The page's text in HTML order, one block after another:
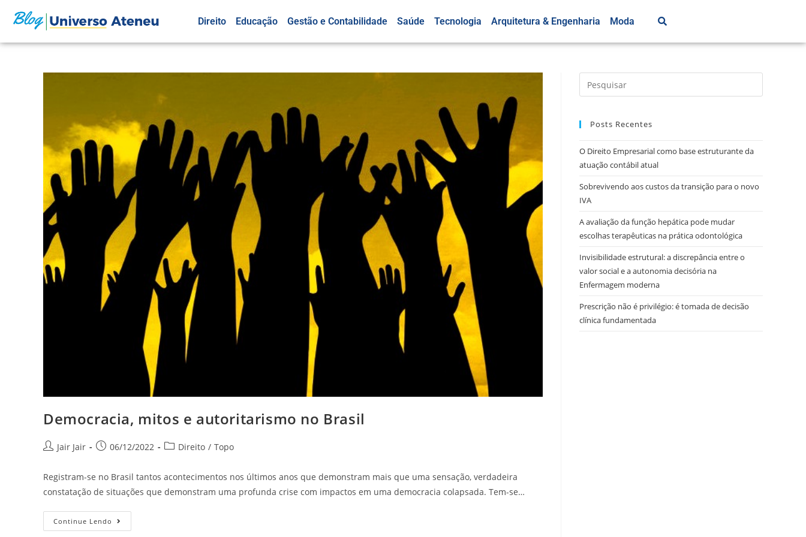
Direito Educação Gestão e Contabilidade Saúde Tecnologia Arquitetura & Engenharia Moda
Democracia, mitos e autoritarismo no Brasil
Jair Jair 06/12/2022 Direito / Topo
Registram-se no Brasil tantos acontecimentos nos últimos anos que demonstram mais que uma sensação, verdadeira
constatação de situações que demonstram uma profunda crise com impactos em uma democracia colapsada. Tem-se…
Continue Lendo
Posts Recentes
O Direito Empresarial como base estruturante da
atuação contábil atual
Sobrevivendo aos custos da transição para o novo
IVA
A avaliação da função hepática pode mudar
escolhas terapêuticas na prática odontológica
Invisibilidade estrutural: a discrepância entre o
valor social e a autonomia decisória na
Enfermagem moderna
Prescrição não é privilégio: é tomada de decisão
clínica fundamentada